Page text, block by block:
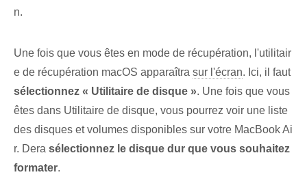
n.
Une fois que vous êtes en mode de récupération, l'utilitair
e de récupération macOS apparaîtra sur l'écran. Ici, il faut
sélectionnez⁣ « Utilitaire de disque ». Une fois que vous
êtes dans Utilitaire de disque, vous pourrez voir une liste
des disques et volumes disponibles sur votre MacBook Ai
r. ⁣Dera⁤ sélectionnez le disque dur que vous souhaitez
formater.